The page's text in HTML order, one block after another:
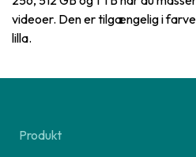
videoer. Den er tilgængelig i
lilla.
Produkt